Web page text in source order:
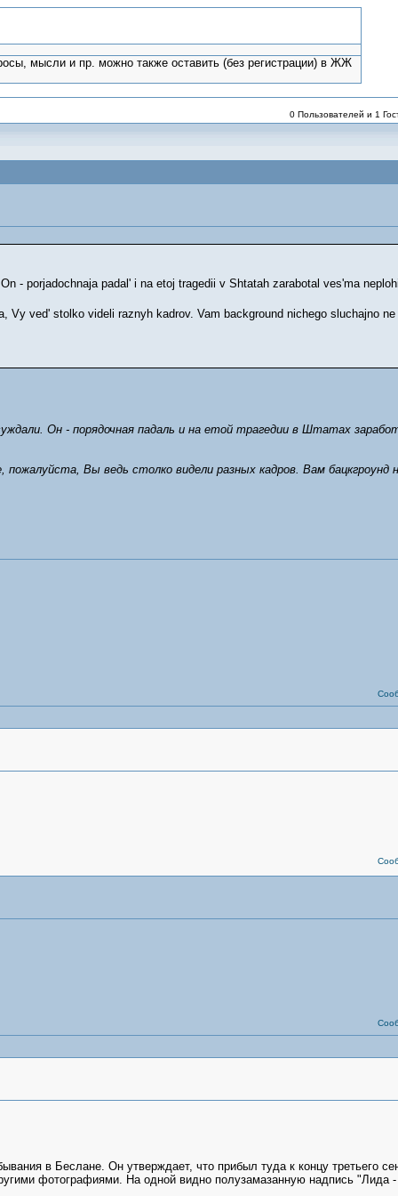
мысли и пр. можно также оставить (без регистрации) в ЖЖ
0 Пользователей и 1
- porjadochnaja padal' i na etoj tragedii v Shtatah zarabotal ves'ma
ved' stolko videli raznyh kadrov. Vam background nichego sluchajno
Он - порядочная падаль и на етой трагедии в Штатах
Вы ведь столко видели разных кадров. Вам бацкгроунд
в Беслане. Он утверждает, что прибыл туда к концу третьего
фотографиями. На одной видно полузамазанную надпись "Лида